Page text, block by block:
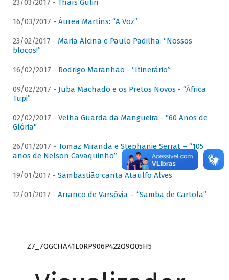
23/03/2017 - Thaís Gulin
16/03/2017 - Áurea Martins: “A Voz”
23/02/2017 - Maria Alcina e Paulo Padilha: “Nossos
blocos!”
16/02/2017 - Rodrigo Maranhão - “Itinerário”
09/02/2017 - Juba Machado e os Pretos Novos - “África
Tupi”
02/02/2017 - Velha Guarda da Mangueira - "60 Anos de
Glória"
26/01/2017 - Tomaz Miranda e Stephanie Serrat – “105
anos de Nelson Cavaquinho”
19/01/2017 - Sambastião canta Ataulfo Alves
12/01/2017 - Arranco de Varsóvia – “Samba de Cartola”
Z7_7QGCHA41L0RP906P422Q9Q05H5